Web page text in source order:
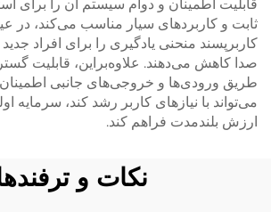
قابلیت اطمینان و دوام سیستم آن را برای
ثابت و کاربردهای سیار مناسب می‌کند، در
کاربرپسند منحنی یادگیری را برای افراد
صدا کاهش می‌دهند. علاوه‌براین، قابلیت
طریق ورودی‌ها و خروجی‌های جانبی
می‌تواند با نیازهای کاربر رشد کند، سرمایه
ارزش بلندمدت فراهم کند.
نکات و